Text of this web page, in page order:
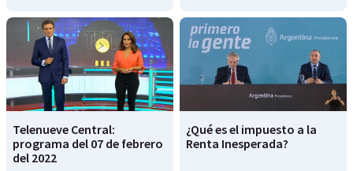
Telenueve Central:
programa del 07 de febrero
del 2022
¿Qué es el impuesto a la
Renta Inesperada?